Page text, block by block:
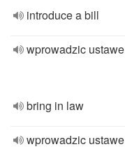
introduce a bill
wprowadzic ustawe
bring in law
wprowadzic ustawe